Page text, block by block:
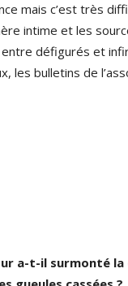
mais c’est très
intime et les
entre défigurés et
les bulletins de
a-t-il surmonté